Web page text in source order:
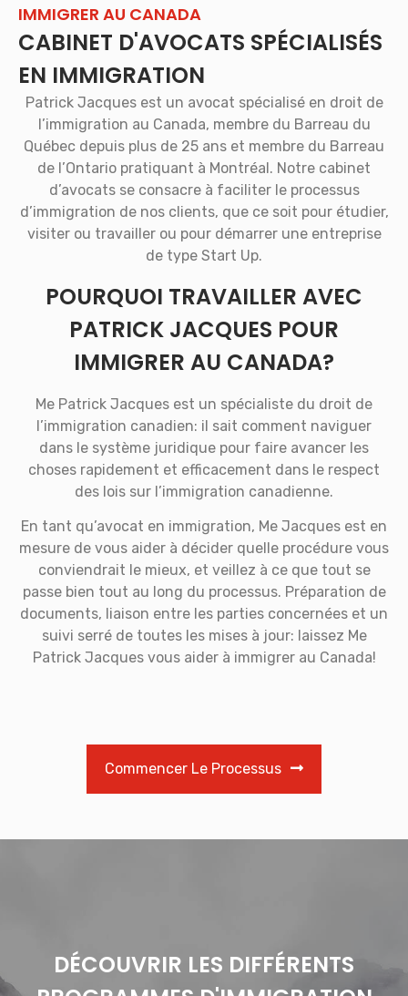
IMMIGRER AU CANADA
CABINET D'AVOCATS SPÉCIALISÉS
EN IMMIGRATION
Patrick Jacques est un avocat spécialisé en droit de
l’immigration au Canada, membre du Barreau du
Québec depuis plus de 25 ans et membre du Barreau
de l’Ontario pratiquant à Montréal. Notre cabinet
d’avocats se consacre à faciliter le processus
d’immigration de nos clients, que ce soit pour étudier,
visiter ou travailler ou pour démarrer une entreprise
de type Start Up.
POURQUOI TRAVAILLER AVEC
PATRICK JACQUES POUR
IMMIGRER AU CANADA?
Me Patrick Jacques est un spécialiste du droit de
l’immigration canadien: il sait comment naviguer
dans le système juridique pour faire avancer les
choses rapidement et efficacement dans le respect
des lois sur l’immigration canadienne.
En tant qu’avocat en immigration, Me Jacques est en
mesure de vous aider à décider quelle procédure vous
conviendrait le mieux, et veillez à ce que tout se
passe bien tout au long du processus. Préparation de
documents, liaison entre les parties concernées et un
suivi serré de toutes les mises à jour: laissez Me
Patrick Jacques vous aider à immigrer au Canada!
Commencer Le Processus
DÉCOUVRIR LES DIFFÉRENTS